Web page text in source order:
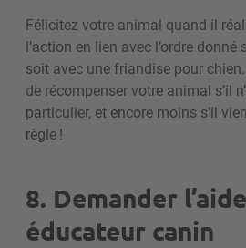
Félicitez votre animal quand il
l’action en lien avec l’ordre
soit avec une friandise pour
de récompenser votre animal s’il
particulier, et encore moins s’il
règle !
8. Demander
éducateur canin